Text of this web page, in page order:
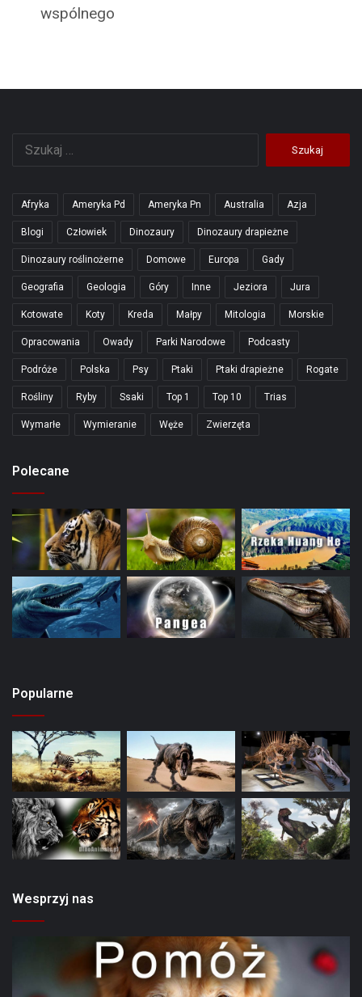
wspólnego
Afryka Ameryka Pd Ameryka Pn Australia Azja
Blogi Człowiek Dinozaury Dinozaury drapieżne
Dinozaury roślinożerne Domowe Europa Gady
Geografia Geologia Góry Inne Jeziora Jura
Kotowate Koty Kreda Małpy Mitologia Morskie
Opracowania Owady Parki Narodowe Podcasty
Podróże Polska Psy Ptaki Ptaki drapieżne Rogate
Rośliny Ryby Ssaki Top 1 Top 10 Trias
Wymarłe Wymieranie Węże Zwierzęta
Polecane
Popularne
Wesprzyj nas